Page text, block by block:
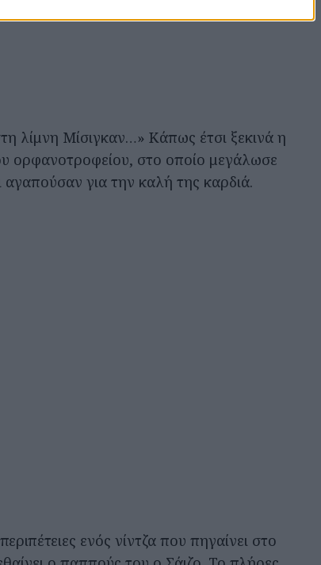
λίμνη Μίσιγκαν…» Κάπως έτσι ξεκινά η
ορφανοτροφείου, στο οποίο μεγάλωσε
για την καλή της καρδιά.
ενός νίντζα που πηγαίνει στο